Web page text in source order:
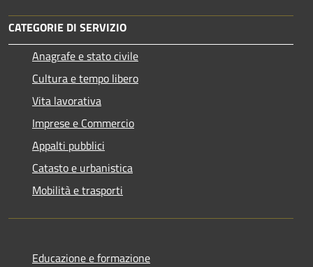
CATEGORIE DI SERVIZIO
Anagrafe e stato civile
Cultura e tempo libero
Vita lavorativa
Imprese e Commercio
Appalti pubblici
Catasto e urbanistica
Mobilità e trasporti
Educazione e formazione